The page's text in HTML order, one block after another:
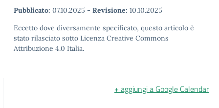
Pubblicato: 07.10.2025 - Revisione: 10.10.2025
Eccetto dove diversamente specificato, questo articolo è
stato rilasciato sotto Licenza Creative Commons
Attribuzione 4.0 Italia.
+ aggiungi a Google Calendar